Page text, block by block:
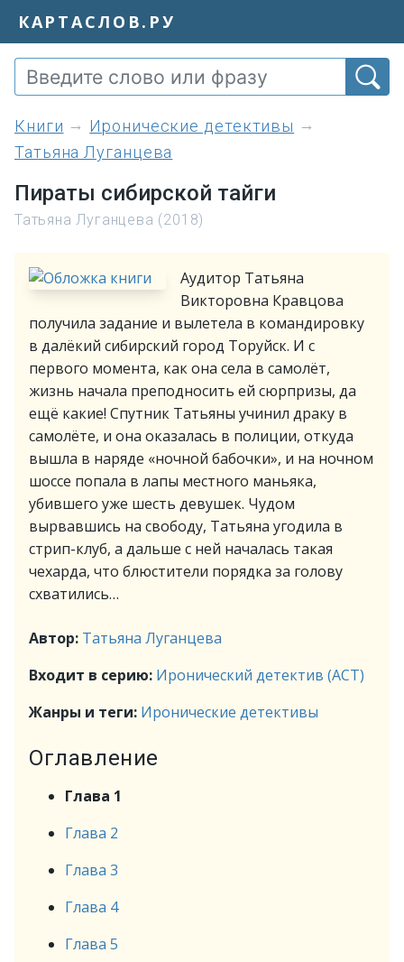
КАРТАСЛОВ.РУ
книги
Иронические детективы
Татьяна Луганцева
Пираты сибирской тайги
Татьяна Луганцева (2018)
Аудитор Татьяна
Викторовна Кравцова
получила задание и вылетела в командировку
в далёкий сибирский город Торуйск. И с
первого момента, как она села в самолёт,
жизнь начала преподносить ей сюрпризы, да
ещё какие! Спутник Татьяны учинил драку в
самолёте, и она оказалась в полиции, откуда
вышла в наряде «ночной бабочки», и на ночном
шоссе попала в лапы местного маньяка,
убившего уже шесть девушек. Чудом
вырвавшись на свободу, Татьяна угодила в
стрип-клуб, а дальше с ней началась такая
чехарда, что блюстители порядка за голову
схватились…
Автор: Татьяна Луганцева
Входит в серию: Иронический детектив (АСТ)
Жанры и теги: Иронические детективы
Оглавление
Глава 1
Глава 2
Глава 3
Глава 4
Глава 5